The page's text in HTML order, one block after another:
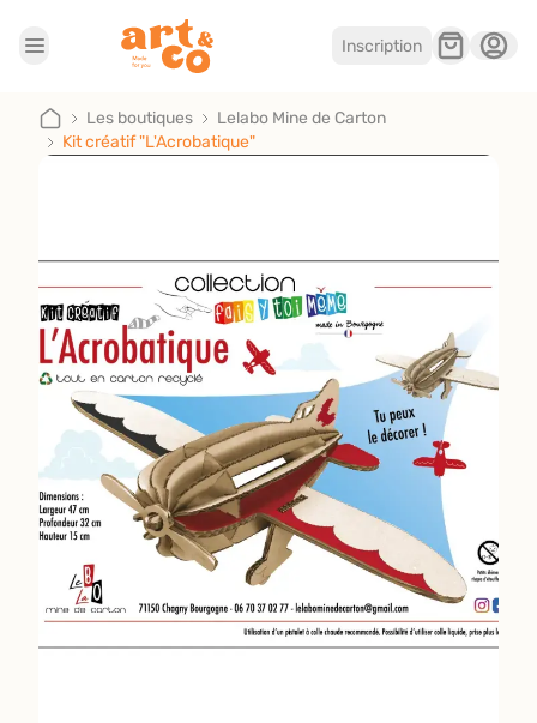
Inscription
Les boutiques
Je suis artisan
Les boutiques
Lelabo Mine de Carton
Kit créatif "L'Acrobatique"